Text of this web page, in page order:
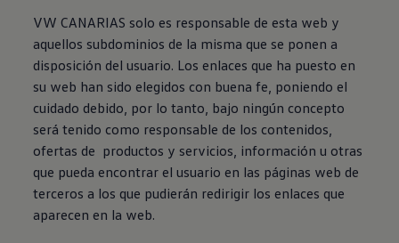
VW CANARIAS solo es responsable de esta web y
aquellos subdominios de la misma que se ponen a
disposición del usuario. Los enlaces que ha puesto en
su web han sido elegidos con buena fe, poniendo el
cuidado debido, por lo tanto, bajo ningún concepto
será tenido como responsable de los contenidos,
ofertas de productos y servicios, información u otras
que pueda encontrar el usuario en las páginas web de
terceros a los que pudierán redirigir los enlaces que
aparecen en la web.